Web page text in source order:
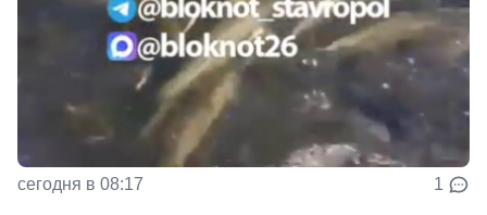
сегодня в 08:17 1